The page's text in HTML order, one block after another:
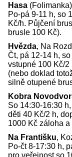
Hasa
Po-pá 9-11 h, so
Kč/h. Půjčení
brusle 100 Kč).
Hvězda, Na
Čt, pá 12-14 h,
vstupné 100 Kč/
(nebo doklad
silně otupené
Kobra
So 14:30-16:30
děti 40 Kč/2 h,
1000 Kč záloha
Na Františku,
Po-čt 8-17:30 h,
pro veřejnost so